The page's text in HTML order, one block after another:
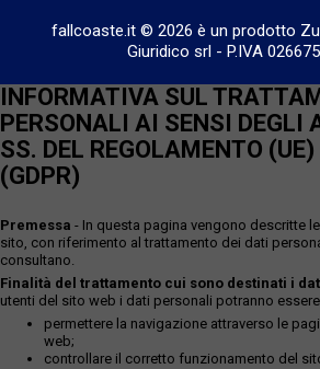
fallcoaste.it © 2026 è un prodotto
Giuridico srl - P.IVA
INFORMATIVA SUL
PERSONALI AI SENSI DEGLI
SS. DEL REGOLAMENTO
(GDPR)
Premessa - In questa pagina vengono descritte
sito, con riferimento al trattamento dei dati
consultano.
Finalità del trattamento cui sono destinati i
utenti del sito web i dati personali potranno
permettere la navigazione attraverso le
web;
controllare il corretto funzionamento del